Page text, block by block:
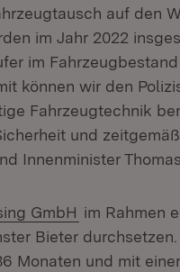
auf den
im Jahr 2022
im
können wir den
Fahrzeugtechnik
und
Innenminister
GmbH (Öffnet in
im Rahmen
Bieter durchsetzen.
Monaten und mit